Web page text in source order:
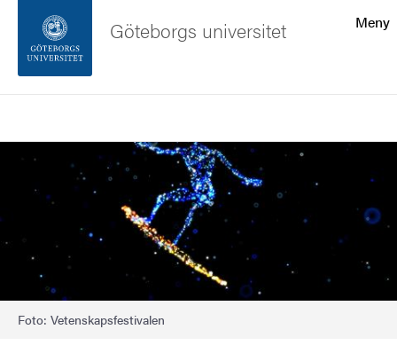
Sidfoten
Om webbplatsen
Meny
Göteborgs universitet
Bild
Foto: Vetenskapsfestivalen